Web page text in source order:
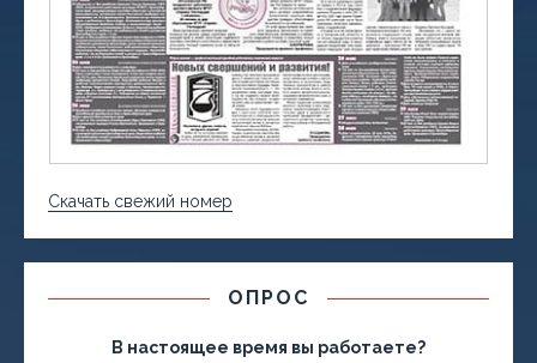
Скачать свежий номер
ОПРОС
В настоящее время вы работаете?